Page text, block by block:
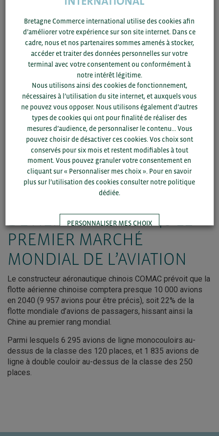
TECHNIQUE SUD-
CORÉENNE EN CHINE AVEC
UN VOL SIMULTANÉ DE 3
281 DRONES
Elle a été réalisée pour célébrer l’arrivée en Chine de
Genesis, une filiale du constructeur automobile Hyundai. Cet
exploit de faire voler ces 3 281 drones en même temps a
permis de proposer un spectacle visuel hors du commun en
reproduisant des modèles de voiture comme le SUV GV80
ou la berline G80. La performance a été enregistrée dans le
Guiness Book des records.
SELON COMAC, LA CHINE
DEVIENDRA D’ICI 2040 LE
PREMIER MARCHÉ
MONDIAL DE L’AVIATION
Le constructeur aéronautique chinois COMAC prévoit que la
flotte aérienne chinoise comptera presque 10 000 avions
en 2040 (9 957 avions pour être précis), soit 22% de la
flotte mondiale d’avions de passagers, hissant ainsi la
Chine au premier rang mondial.
Parmi lesquels 6 295 avions de ligne monocouloirs au-
dessus de la classe des 120 places, et 1 835 avions de
ligne à double couloir au-dessus de la classe des 250
places.
Bretagne Commerce international utilise des cookies afin
d’améliorer votre expérience sur son site internet. Dans ce
cadre, nous et nos partenaires sommes amenés à stocker,
accéder et traiter des données personnelles sur votre
terminal avec votre consentement ou conformément à
notre intérêt légitime.
Nous utilisons ainsi des cookies de fonctionnement,
nécessaires à l’utilisation du site internet, et auxquels vous
ne pouvez vous opposer. Nous utilisons également d’autres
types de cookies qui ont pour finalité de réaliser des
mesures d’audience, de personnaliser le contenu... Vous
pouvez choisir de désactiver ces cookies. Vos choix sont
conservés pour six mois et restent modifiables à tout
moment. Vous pouvez granuler votre consentement en
cliquant sur « Personnaliser mes choix ». Pour en savoir
plus sur l’utilisation des cookies consulter notre politique
dédiée.
PERSONNALISER MES CHOIX
TOUT ACCEPTER